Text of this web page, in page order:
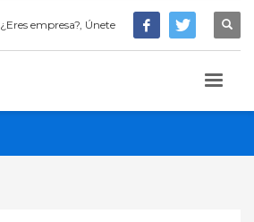
¿Eres empresa?, Únete